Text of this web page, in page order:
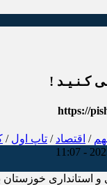
کـنـیـد !
https://
/ اقتصاد / تاپ اول /
استانداری خوزستان